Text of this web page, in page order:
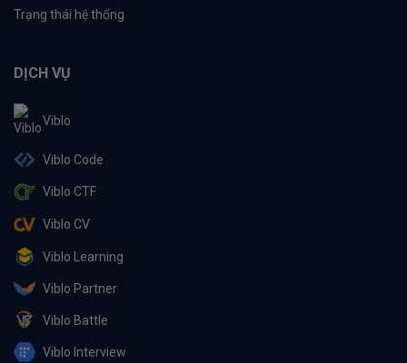
Trạng thái hệ thống
DỊCH VỤ
Viblo
Viblo Code
Viblo CTF
Viblo CV
Viblo Learning
Viblo Partner
Viblo Battle
Viblo Interview